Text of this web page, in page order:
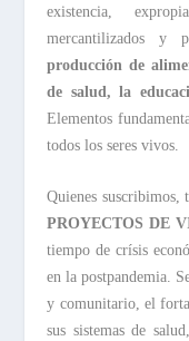
existencia,
mercantilizados y
producción de
de salud, la
Elementos
todos los seres vivos.
Quienes suscribimos,
PROYECTOS DE
tiempo de crísis
en la postpandemia.
y comunitario, el
sus sistemas de